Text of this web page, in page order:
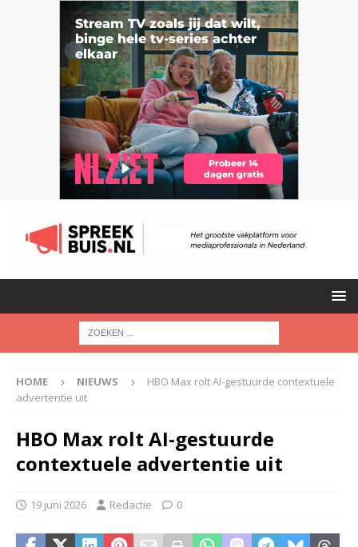
HOME NIEUWS
HBO Max rolt AI-gestuurde contextuele
advertentie uit
HBO Max rolt AI-gestuurde
contextuele advertentie uit
19 juni 2026 Redactie 0